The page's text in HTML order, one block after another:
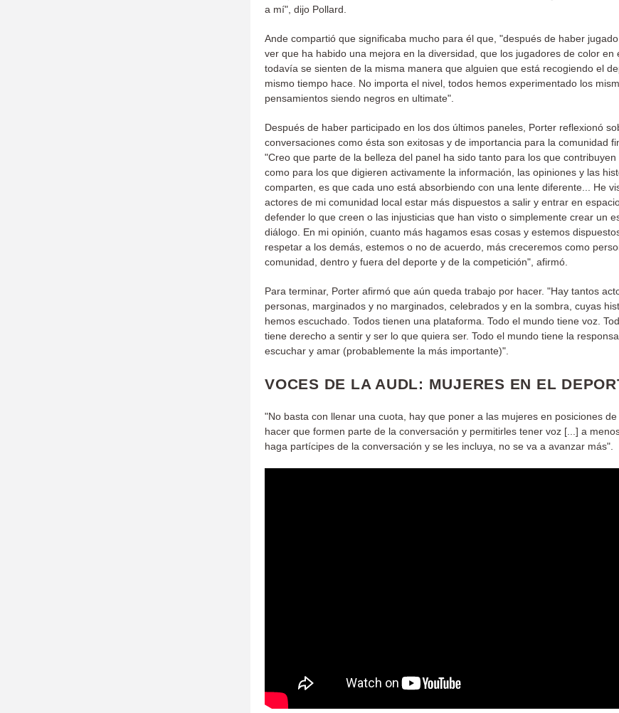
a mí", dijo Pollard.
Ande compartió que significaba mucho para él que, "después de haber
ver que ha habido una mejora en la diversidad, que los jugadores de color en
todavía se sienten de la misma manera que alguien que está recogiendo el
mismo tiempo hace. No importa el nivel, todos hemos experimentado los
pensamientos siendo negros en ultimate".
Después de haber participado en los dos últimos paneles, Porter reflexionó
conversaciones como ésta son exitosas y de importancia para la comunidad
"Creo que parte de la belleza del panel ha sido tanto para los que
como para los que digieren activamente la información, las opiniones y las
comparten, es que cada uno está absorbiendo con una lente diferente... He
actores de mi comunidad local estar más dispuestos a salir y entrar en
defender lo que creen o las injusticias que han visto o simplemente crear un
diálogo. En mi opinión, cuanto más hagamos esas cosas y estemos
respetar a los demás, estemos o no de acuerdo, más creceremos como
comunidad, dentro y fuera del deporte y de la competición", afirmó.
Para terminar, Porter afirmó que aún queda trabajo por hacer. "Hay tantos
personas, marginados y no marginados, celebrados y en la sombra, cuyas
hemos escuchado. Todos tienen una plataforma. Todo el mundo tiene voz.
tiene derecho a sentir y ser lo que quiera ser. Todo el mundo tiene la
escuchar y amar (probablemente la más importante)".
VOCES DE LA AUDL: MUJERES EN EL
"No basta con llenar una cuota, hay que poner a las mujeres en posiciones
hacer que formen parte de la conversación y permitirles tener voz [...] a
haga partícipes de la conversación y se les incluya, no se va a avanzar más".